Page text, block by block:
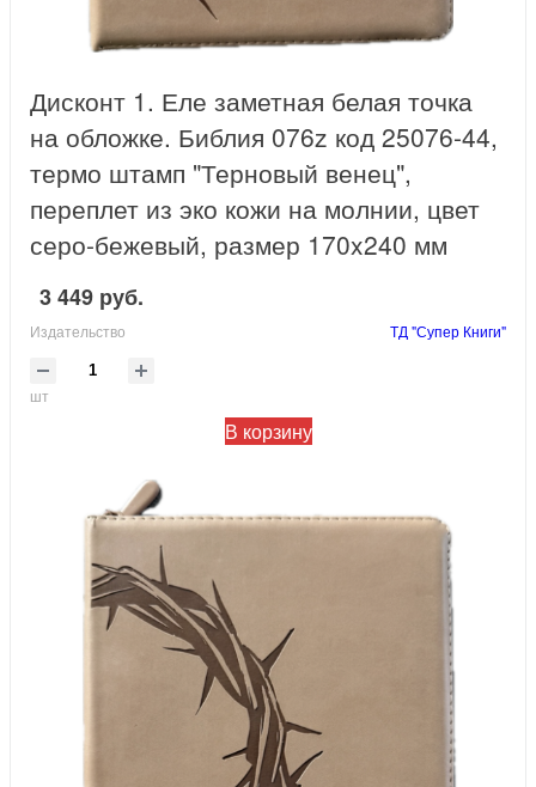
Дисконт 1. Еле заметная белая точка
на обложке. Библия 076z код 25076-44,
термо штамп "Терновый венец",
переплет из эко кожи на молнии, цвет
серо-бежевый, размер 170x240 мм
3 449 руб.
Издательство ТД "Супер Книги"
шт
В корзину